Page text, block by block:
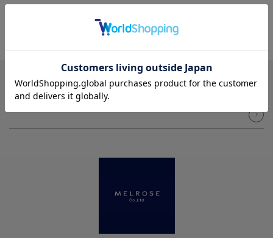
NEWSLETTER メルマガ登録